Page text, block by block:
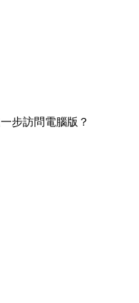
步訪問電腦版？